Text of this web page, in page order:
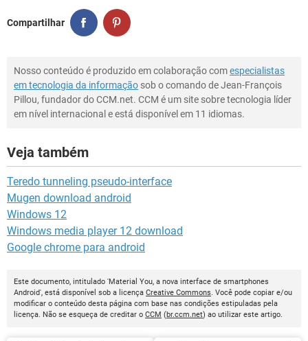
Compartilhar
Nosso conteúdo é produzido em colaboração comespecialistas
em tecnologia da informação sob o comando de Jean-François
Pillou, fundador do CCM.net. CCM é um site sobre tecnologia líder
em nível internacional e está disponível em 11 idiomas.
Veja também
Teredo tunneling pseudo-interface
Mugen download android
Windows 12
Windows media player 12 download
Google chrome para android
Este documento, intitulado 'Material You, a nova interface de smartphones
Android', está disponível sob a licença Creative Commons. Você pode copiar e/ou
modificar o conteúdo desta página com base nas condições estipuladas pela
licença. Não se esqueça de creditar o CCM (br.ccm.net) ao utilizar este artigo.